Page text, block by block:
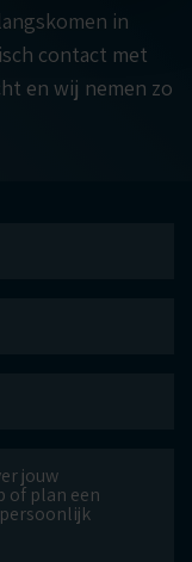
in
contact met
en wij nemen zo